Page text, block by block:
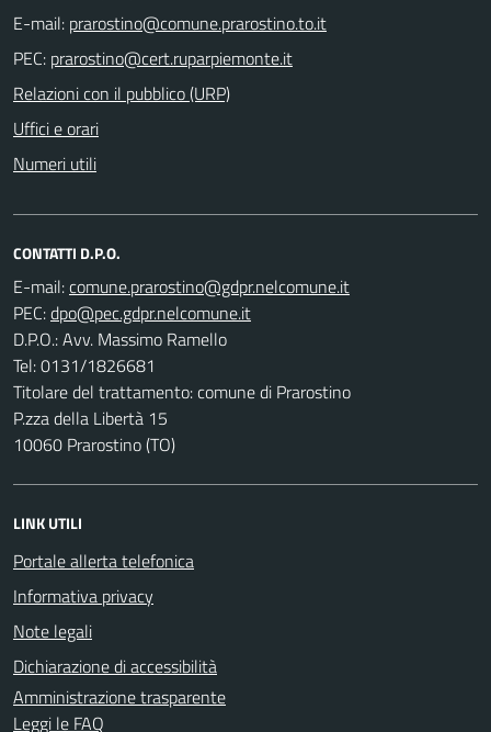
E-mail:
PEC:
Relazioni con il pubblico (URP)
Uffici e orari
Numeri utili
CONTATTI D.P.O.
E-mail:
PEC:
D.P.O.: Avv. Massimo Ramello
Tel: 0131/1826681
Titolare del trattamento: comune di Prarostino
P.zza della Libertà 15
10060 Prarostino (TO)
LINK UTILI
Portale allerta telefonica
Informativa privacy
Note legali
Dichiarazione di accessibilità
Amministrazione trasparente
Leggi le FAQ